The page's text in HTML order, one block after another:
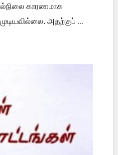
காரணமாக
அதற்குப் ...